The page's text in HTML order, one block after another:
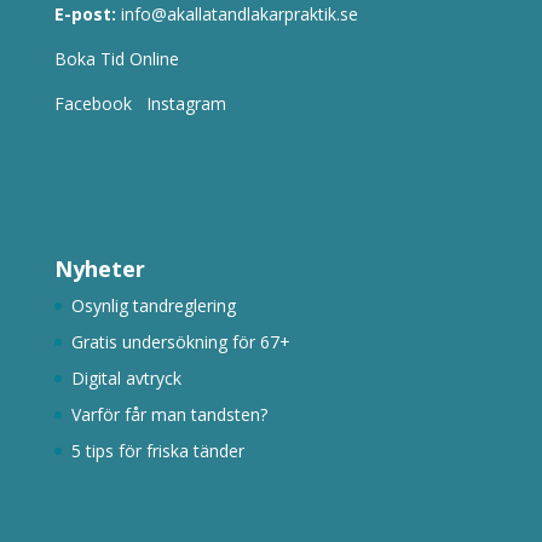
E-post: info@akallatandlakarpraktik.se
Boka Tid Online
Facebook
Instagram
Nyheter
Osynlig tandreglering
Gratis undersökning för 67+
Digital avtryck
Varför får man tandsten?
5 tips för friska tänder